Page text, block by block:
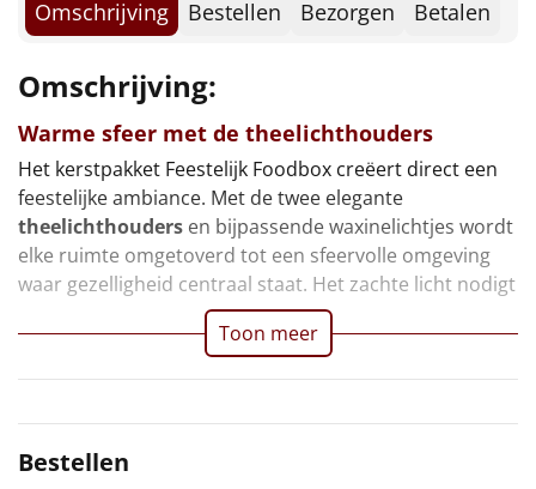
Deken (fleece plaid)
Alle artikelen
Overige
Ideeën
Personeel
Doe het zelf
Sinterklaaspakketten
Kerstgeschenken 2026
* Inhoud Hightea'tje:
Thee, Lipton, Rooibos, 1,7 gr
Boterwafels, 3 x 10 gr
Toblerone, 8 gr
Tony's Chocolonely, Melk, 9 gr
Knackebrod, 15 gr
Jam, 25 gr
Honing, 8 gr
Kerstmagazine 2025
Verpakt in een feestelijke kerstdoos
Omschrijving Bestellen Bezorgen Betalen
Omschrijving:
Warme sfeer met de theelichthouders
Het kerstpakket Feestelijk Foodbox creëert direct een
feestelijke ambiance. Met de twee elegante
theelichthouders en bijpassende waxinelichtjes wordt
elke ruimte omgetoverd tot een sfeervolle omgeving
waar gezelligheid centraal staat. Het zachte licht nodigt
Toon meer
Bestellen